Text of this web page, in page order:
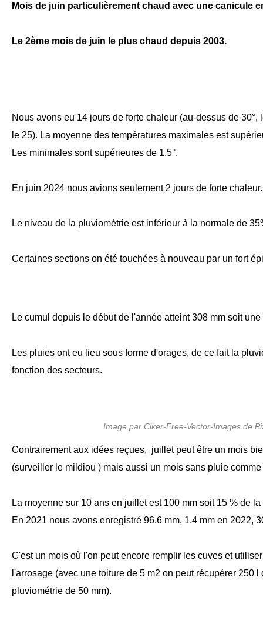
Mois de juin particulièrement chaud avec une canicule
Le 2ème mois de juin le plus chaud depuis 2003.
Nous avons eu 14 jours de forte chaleur (au-dessus de 30°,
le 25). La moyenne des températures maximales est
Les minimales sont supérieures de 1.5°.
En juin 2024 nous avions seulement 2 jours de forte chaleur.
Le niveau de la pluviométrie est inférieur à la normale de
Certaines sections on été touchées à nouveau par un fort
Le cumul depuis le début de l'année atteint 308 mm soit
Les pluies ont eu lieu sous forme d'orages, de ce fait la
fonction des secteurs.
Image par Clker-Free-Vector-Images de
Contrairement aux idées reçues, juillet peut être un mois
(surveiller le mildiou ) mais aussi un mois sans pluie
La moyenne sur 10 ans en juillet est 100 mm soit 15 % de
En 2021 nous avons enregistré 96.6 mm, 1.4 mm en 2022,
C'est un mois où l'on peut encore remplir les cuves et
l'arrosage (avec une toiture de 5 m2 on peut récupérer 250 l
pluviométrie de 50 mm).